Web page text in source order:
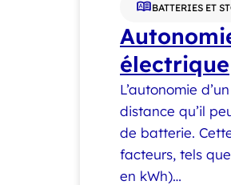
BATTERIES ET
électrique
L’autonomie
distance qu’il
de batterie.
facteurs, tels
en kWh)…